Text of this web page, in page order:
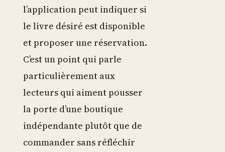
l’application peut indiquer si
le livre désiré est disponible
et proposer une réservation.
C’est un point qui parle
particulièrement aux
lecteurs qui aiment pousser
la porte d’une boutique
indépendante plutôt que de
commander sans réfléchir